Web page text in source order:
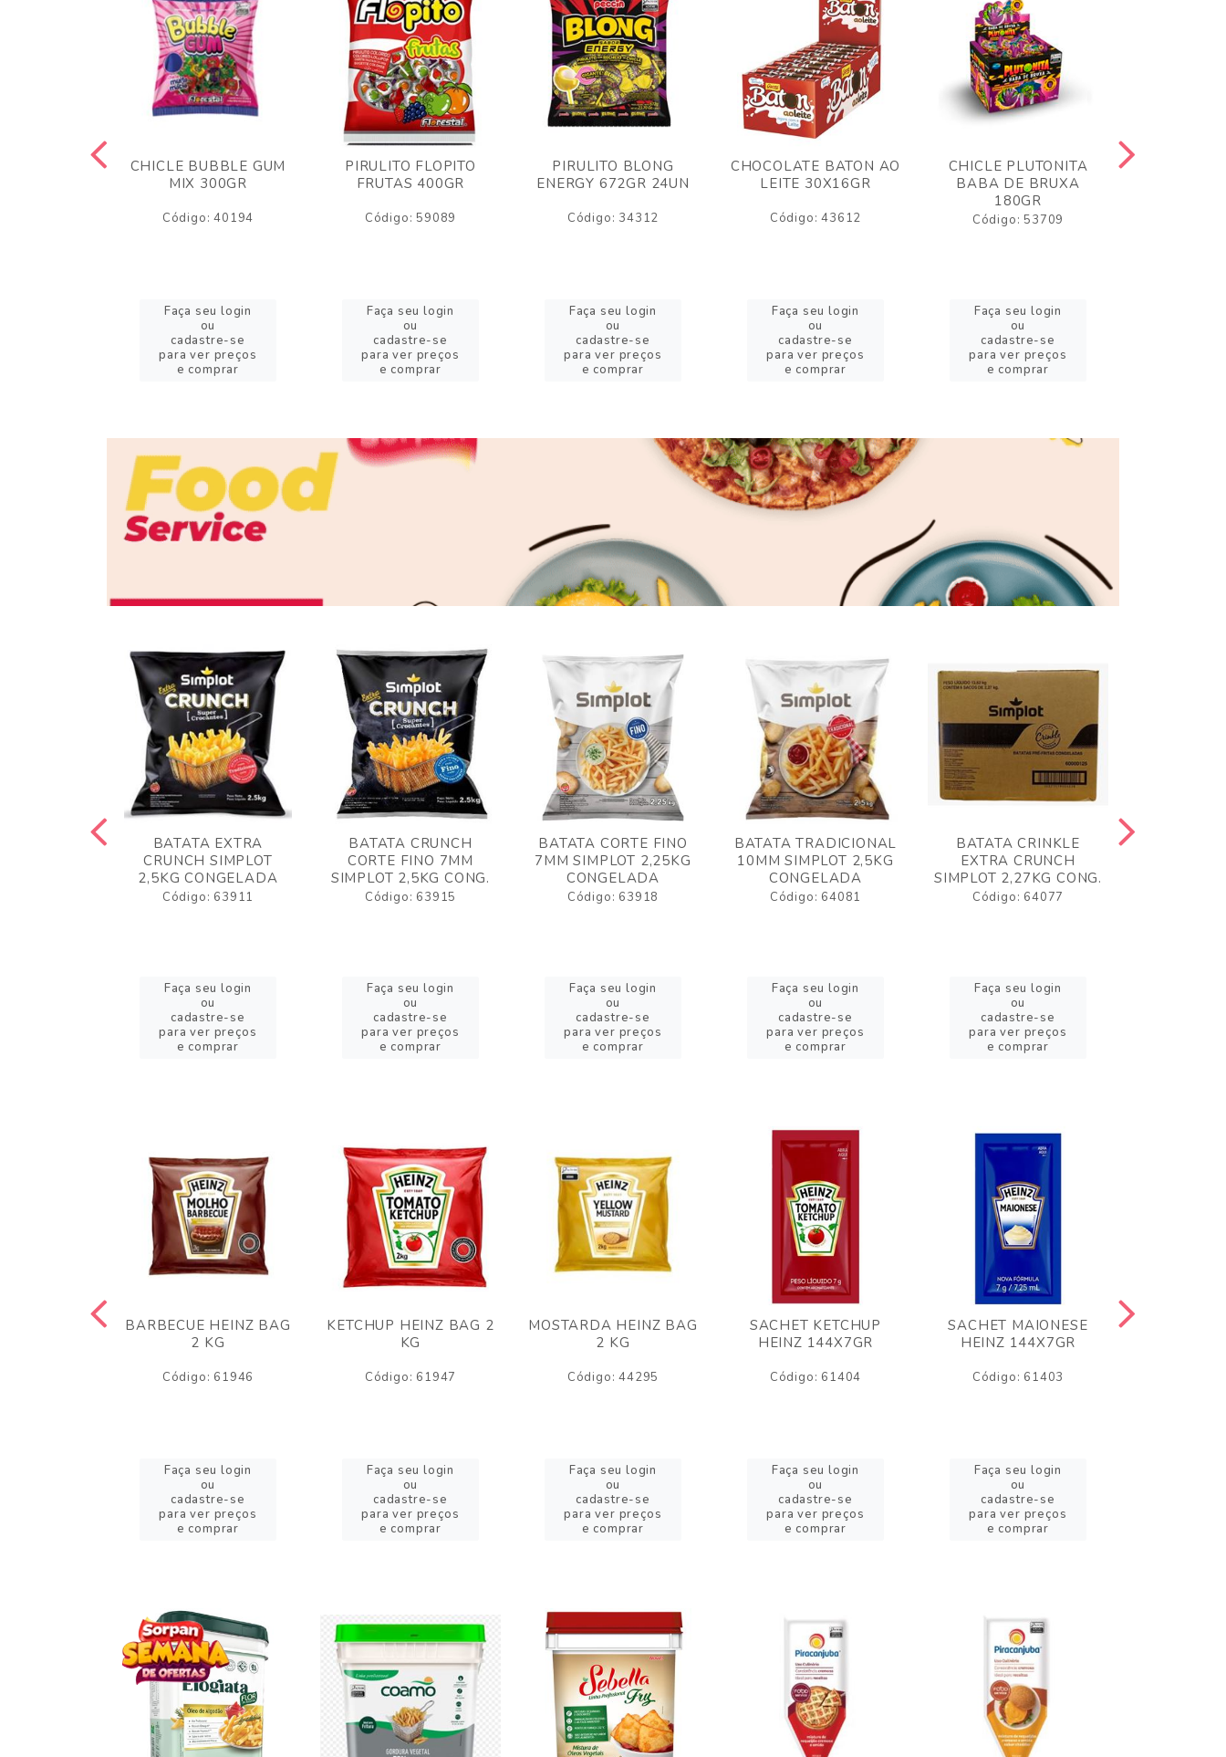
CHICLE BUBBLE GUM
MIX 300GR
Código: 40194
Faça seu login
ou
cadastre-se
para ver preços
e comprar
PIRULITO FLOPITO
FRUTAS 400GR
Código: 59089
Faça seu login
ou
cadastre-se
para ver preços
e comprar
PIRULITO BLONG
ENERGY 672GR 24UN
Código: 34312
Faça seu login
ou
cadastre-se
para ver preços
e comprar
CHOCOLATE BATON AO
LEITE 30X16GR
Código: 43612
Faça seu login
ou
cadastre-se
para ver preços
e comprar
CHICLE PLUTONITA
BABA DE BRUXA
180GR
Código: 53709
Faça seu login
ou
cadastre-se
para ver preços
e comprar
BATATA EXTRA
CRUNCH SIMPLOT
2,5KG CONGELADA
Código: 63911
Faça seu login
ou
cadastre-se
para ver preços
e comprar
BATATA CRUNCH
CORTE FINO 7MM
SIMPLOT 2,5KG CONG.
Código: 63915
Faça seu login
ou
cadastre-se
para ver preços
e comprar
BATATA CORTE FINO
7MM SIMPLOT 2,25KG
CONGELADA
Código: 63918
Faça seu login
ou
cadastre-se
para ver preços
e comprar
BATATA TRADICIONAL
10MM SIMPLOT 2,5KG
CONGELADA
Código: 64081
Faça seu login
ou
cadastre-se
para ver preços
e comprar
BATATA CRINKLE
EXTRA CRUNCH
SIMPLOT 2,27KG CONG.
Código: 64077
Faça seu login
ou
cadastre-se
para ver preços
e comprar
BARBECUE HEINZ BAG
2 KG
Código: 61946
Faça seu login
ou
cadastre-se
para ver preços
e comprar
KETCHUP HEINZ BAG 2
KG
Código: 61947
Faça seu login
ou
cadastre-se
para ver preços
e comprar
MOSTARDA HEINZ BAG
2 KG
Código: 44295
Faça seu login
ou
cadastre-se
para ver preços
e comprar
SACHET KETCHUP
HEINZ 144X7GR
Código: 61404
Faça seu login
ou
cadastre-se
para ver preços
e comprar
SACHET MAIONESE
HEINZ 144X7GR
Código: 61403
Faça seu login
ou
cadastre-se
para ver preços
e comprar